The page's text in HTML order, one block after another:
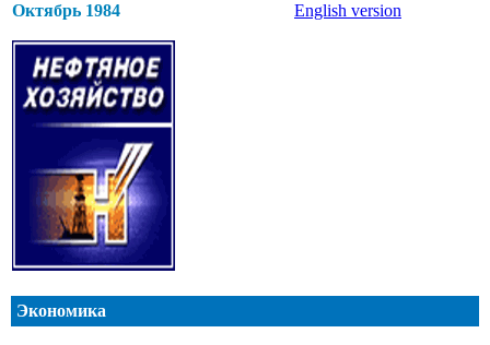
Октябрь 1984
English version
Экономика